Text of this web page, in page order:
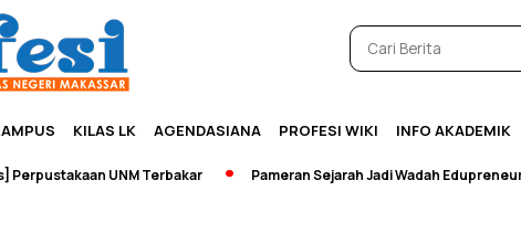
KILAS LK AGENDASIANA PROFESI WIKI INFO AKADEMIK
UNM Terbakar Pameran Sejarah Jadi Wadah